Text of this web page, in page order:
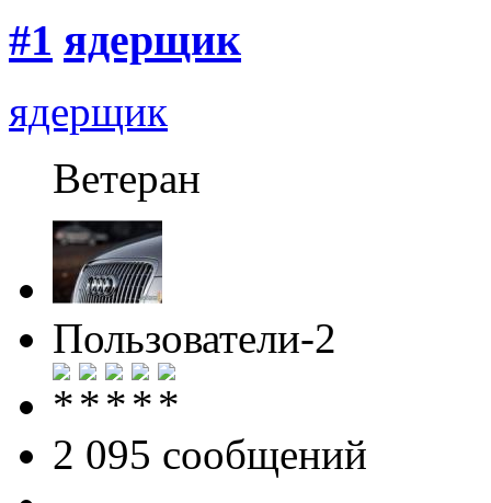
#1 ядерщик
ядерщик
Ветеран
Пользователи-2
2 095 cообщений